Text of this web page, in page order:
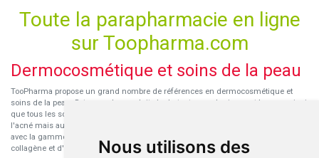
Nous utilisons des
Toute la parapharmacie en ligne
sur Toopharma.com
Dermocosmétique et soins de la peau
TooPharma propose un grand nombre de références en dermocosmétique et
soins de la peau. Retrouvez les produits hydratants pour le visage et le corps ainsi
que tous les soins pour peaux sensibles ou à tendance atopique, les soins pour
l'acné mais aussi des démaquillants. Découvrez nos nouvelles références SVR
avec la gamme anti-âge pour les peaux encore jeunes
collagène et d'acide hyaluronique.